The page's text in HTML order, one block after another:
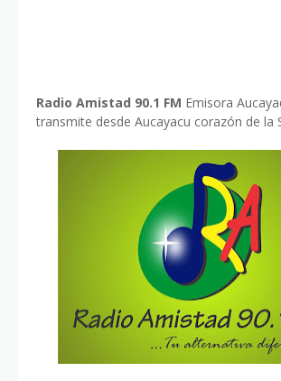
Radio Amistad 90.1 FM Emisora
transmite desde Aucayacu corazón de la